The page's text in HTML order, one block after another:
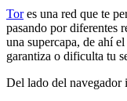
Tores una red que te
pasando por diferentes
una supercapa, de ahí
garantiza o dificulta tu
Del lado del navegador